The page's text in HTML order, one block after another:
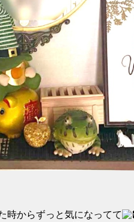
時からずっと気になってて